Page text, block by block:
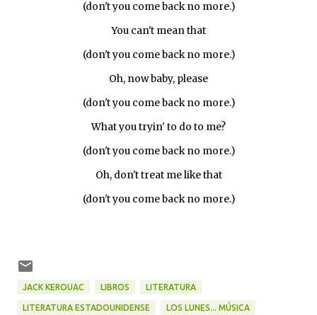
(don't you come back no more.)
You can't mean that
(don't you come back no more.)
Oh, now baby, please
(don't you come back no more.)
What you tryin' to do to me?
(don't you come back no more.)
Oh, don't treat me like that
(don't you come back no more.)
JACK KEROUAC LIBROS LITERATURA
LITERATURA ESTADOUNIDENSE LOS LUNES... MÚSICA